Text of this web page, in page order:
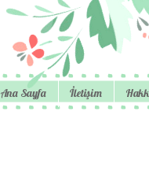
Ana Sayfa İletişim